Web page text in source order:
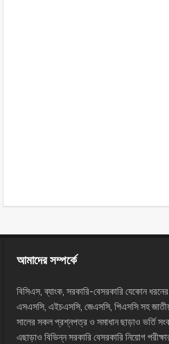
আমাদের সম্পর্কে
বিসিএস, ব্যাংক, সরকারি-বেসরকারি যেকোন ধরনের
এসএসসি, এইচএসসি, জেএসসি, পিএসসি সহ জাতীয়
সালের সকল প্রশ্নপত্র ও সমাধান ছাড়াও ভর্তি
এছাড়াও বিভিন্ন সরকারি বেসরকারি নিয়োগ